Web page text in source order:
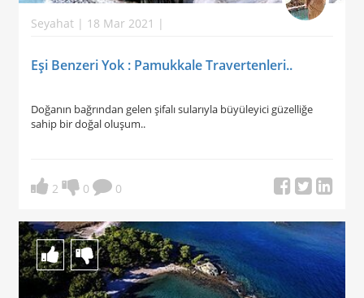
Seyahat | 18 Mar 2021 |
Eşi Benzeri Yok : Pamukkale Travertenleri..
Doğanın bağrından gelen şifalı sularıyla büyüleyici güzelliğe
sahip bir doğal oluşum..
2 0 0